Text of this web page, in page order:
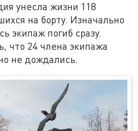
унесла жизни 118
на борту. Изначально
экипаж погиб сразу.
что 24 члена экипажа
не дождались.